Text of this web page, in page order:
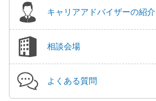
キャリアアドバイザーの紹介
相談会場
よくある質問